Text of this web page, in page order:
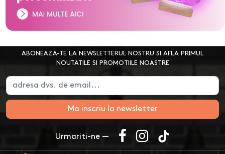
ABONEAZA-TE LA NEWSLETTERUL NOSTRU SI AFLA PRIMUL
NOUTATILE SI PROMOTIILE NOASTRE
Ma inscriu la newsletter
Urmariti-ne —